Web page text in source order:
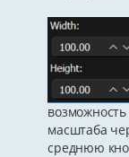
масштаба
среднюю